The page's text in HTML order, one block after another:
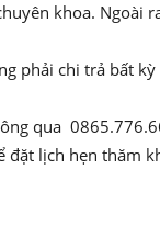
khoa. Ngoài
phải chi trả bất
qua
đặt lịch hẹn thăm